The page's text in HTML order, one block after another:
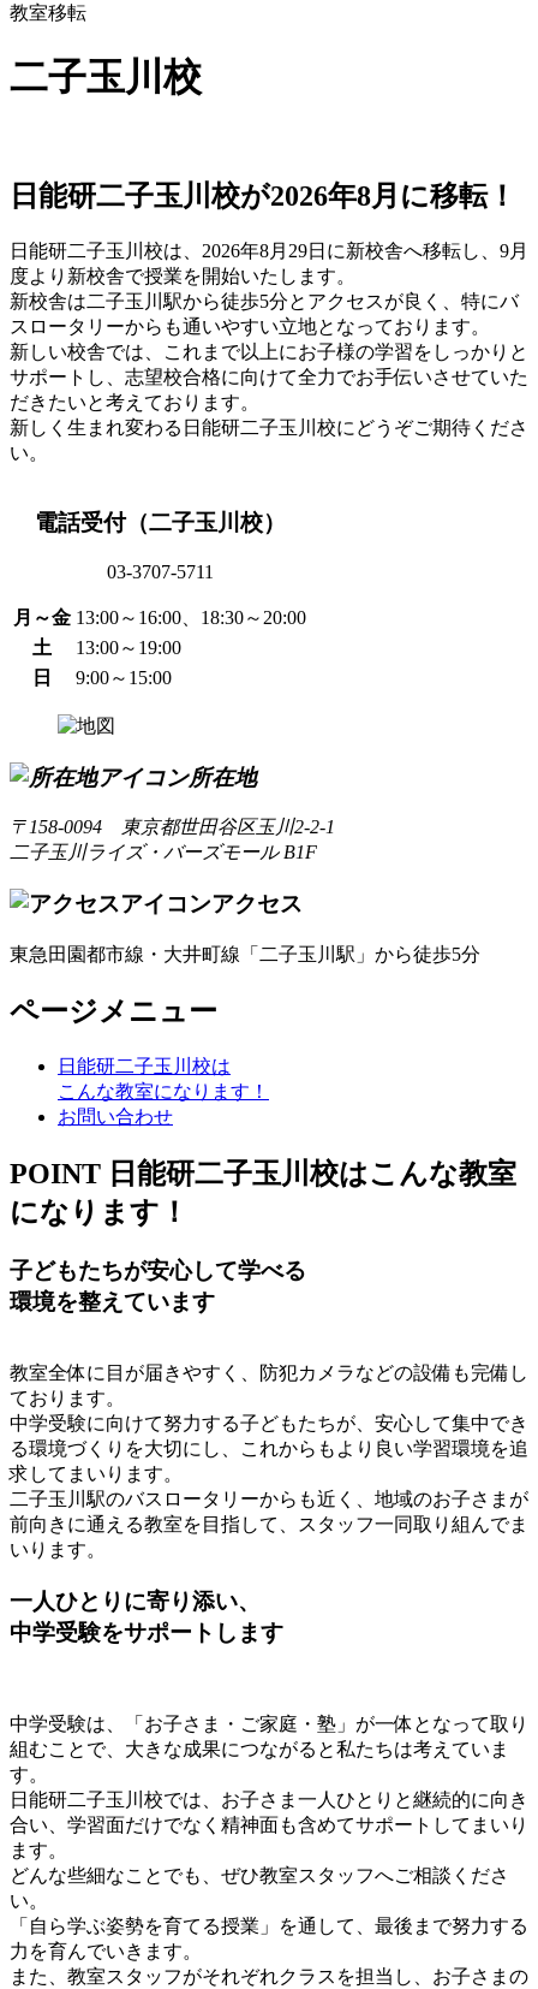
教室移転
二子玉川校
日能研二子玉川校が2026年8月に移転！
日能研二子玉川校は、2026年8月29日に新校舎へ移転し、9月
度より新校舎で授業を開始いたします。
新校舎は二子玉川駅から徒歩5分とアクセスが良く、特にバ
スロータリーからも通いやすい立地となっております。
新しい校舎では、これまで以上にお子様の学習をしっかりと
サポートし、志望校合格に向けて全力でお手伝いさせていた
だきたいと考えております。
新しく生まれ変わる日能研二子玉川校にどうぞご期待くださ
い。
電話受付（二子玉川校）
03-3707-5711
月～金 13:00～16:00、18:30～20:00
土
13:00～19:00
日
9:00～15:00
所在地
〒158-0094 東京都世田谷区玉川2-2-1
二子玉川ライズ・バーズモール B1F
アクセス
東急田園都市線・大井町線「二子玉川駅」から徒歩5分
ページメニュー
日能研二子玉川校は
こんな教室になります！
お問い合わせ
POINT 日能研二子玉川校はこんな教室
になります！
子どもたちが安心して学べる
環境を整えています
教室全体に目が届きやすく、防犯カメラなどの設備も完備し
ております。
中学受験に向けて努力する子どもたちが、安心して集中でき
る環境づくりを大切にし、これからもより良い学習環境を追
求してまいります。
二子玉川駅のバスロータリーからも近く、地域のお子さまが
前向きに通える教室を目指して、スタッフ一同取り組んでま
いります。
一人ひとりに寄り添い、
中学受験をサポートします
中学受験は、「お子さま・ご家庭・塾」が一体となって取り
組むことで、大きな成果につながると私たちは考えていま
す。
日能研二子玉川校では、お子さま一人ひとりと継続的に向き
合い、学習面だけでなく精神面も含めてサポートしてまいり
ます。
どんな些細なことでも、ぜひ教室スタッフへご相談くださ
い。
「自ら学ぶ姿勢を育てる授業」を通して、最後まで努力する
力を育んでいきます。
また、教室スタッフがそれぞれクラスを担当し、お子さまの